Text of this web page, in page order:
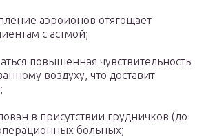
аэроионов отягощает
с астмой;
повышенная чувствительность
воздуху, что доставит
в присутствии грудничков (до
больных;